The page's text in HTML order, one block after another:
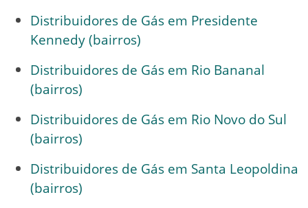
Distribuidores de Gás em Presidente
Kennedy (bairros)
Distribuidores de Gás em Rio Bananal
(bairros)
Distribuidores de Gás em Rio Novo do Sul
(bairros)
Distribuidores de Gás em Santa Leopoldina
(bairros)